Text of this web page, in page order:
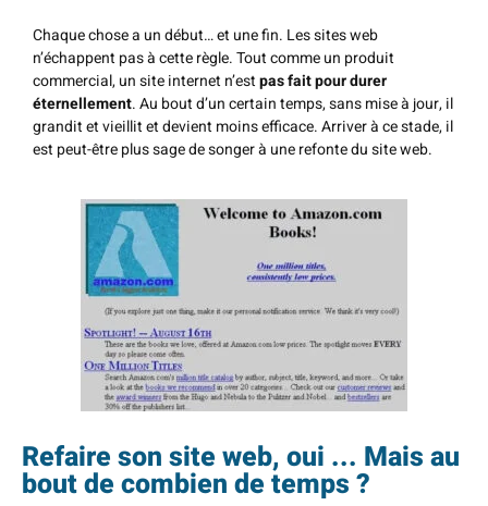
Chaque chose a un début… et une fin. Les sites web
n’échappent pas à cette règle. Tout comme un produit
commercial, un site internet n’estpas fait pour durer
éternellement. Au bout d’un certain temps, sans mise à jour, il
grandit et vieillit et devient moins efficace. Arriver à ce stade, il
est peut-être plus sage de songer à une refonte du site web.
Refaire son site web, oui ... Mais au
bout de combien de temps ?